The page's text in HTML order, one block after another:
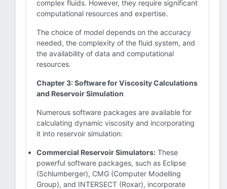
complex fluids. However, they require significant
computational resources and expertise.
The choice of model depends on the accuracy
needed, the complexity of the fluid system, and
the availability of data and computational
resources.
Chapter 3: Software for Viscosity Calculations
and Reservoir Simulation
Numerous software packages are available for
calculating dynamic viscosity and incorporating
it into reservoir simulation:
Commercial Reservoir Simulators: These
powerful software packages, such as Eclipse
(Schlumberger), CMG (Computer Modelling
Group), and INTERSECT (Roxar), incorporate